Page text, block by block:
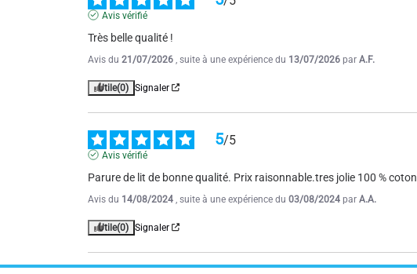
Avis vérifié
Très belle qualité !
Avis du 21/07/2026 , suite à une expérience du 13/07/2026 par A.F.
Utile(0) Signaler
5/5
Avis vérifié
Parure de lit de bonne qualité. Prix raisonnable.tres jolie 100 % coton
Avis du 14/08/2024 , suite à une expérience du 03/08/2024 par A.A.
Utile(0) Signaler